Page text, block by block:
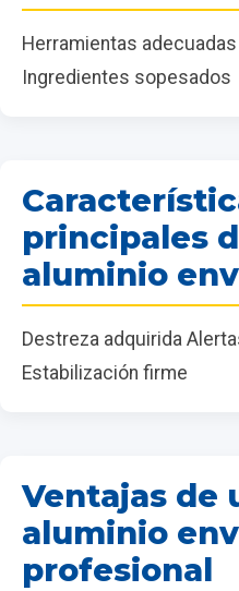
Herramientas
Ingredientes sopesados
principales
aluminio
Destreza adquirida
Estabilización firme
Ventajas de
aluminio
profesional